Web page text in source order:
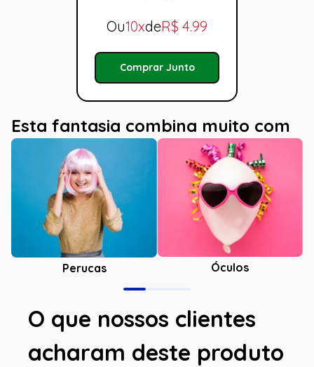
Ou10xdeR$ 4.99
Comprar Junto
Esta fantasia combina muito com
Perucas Óculos
O que nossos clientes
acharam deste produto